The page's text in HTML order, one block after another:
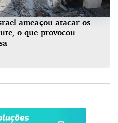
ameaçou atacar os
o que provocou